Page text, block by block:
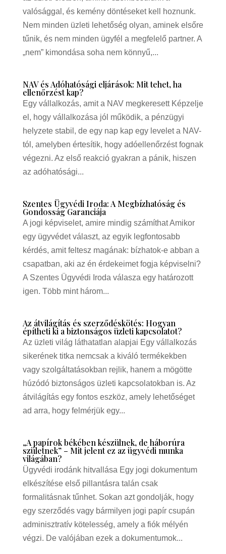
valósággal, és kemény döntéseket kell hoznunk.
Nem minden üzleti lehetőség olyan, aminek elsőre
tűnik, és nem minden ügyfél a megfelelő partner. A
„nem” kimondása soha nem könnyű,...
NAV és Adóhatósági eljárások: Mit tehet, ha
ellenőrzést kap?
Egy vállalkozás, amit a NAV megkeresett Képzelje
el, hogy vállalkozása jól működik, a pénzügyi
helyzete stabil, de egy nap kap egy levelet a NAV-
tól, amelyben értesítik, hogy adóellenőrzést fognak
végezni. Az első reakció gyakran a pánik, hiszen
az adóhatósági...
Szentes Ügyvédi Iroda: A Megbízhatóság és
Gondosság Garanciája
A jogi képviselet, amire mindig számíthat Amikor
egy ügyvédet választ, az egyik legfontosabb
kérdés, amit feltesz magának: bízhatok-e abban a
csapatban, aki az én érdekeimet fogja képviselni?
A Szentes Ügyvédi Iroda válasza egy határozott
igen. Több mint három...
Az átvilágítás és szerződéskötés: Hogyan
építheti ki a biztonságos üzleti kapcsolatot?
Az üzleti világ láthatatlan alapjai Egy vállalkozás
sikerének titka nemcsak a kiváló termékekben
vagy szolgáltatásokban rejlik, hanem a mögötte
húzódó biztonságos üzleti kapcsolatokban is. Az
átvilágítás egy fontos eszköz, amely lehetőséget
ad arra, hogy felmérjük egy...
„A papírok békében készülnek, de háborúra
születnek” – Mit jelent ez az ügyvédi munka
világában?
Ügyvédi irodánk hitvallása Egy jogi dokumentum
elkészítése első pillantásra talán csak
formalitásnak tűnhet. Sokan azt gondolják, hogy
egy szerződés vagy bármilyen jogi papír csupán
adminisztratív kötelesség, amely a fiók mélyén
végzi. De valójában ezek a dokumentumok...